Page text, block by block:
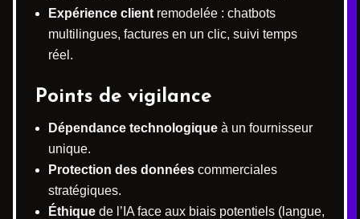
Expérience client remodelée : chatbots
multilingues, factures en un clic, suivi temps
réel.
Points de vigilance
Dépendance technologique à un fournisseur
unique.
Protection des données commerciales
stratégiques.
Éthique de l’IA face aux biais potentiels (langue,